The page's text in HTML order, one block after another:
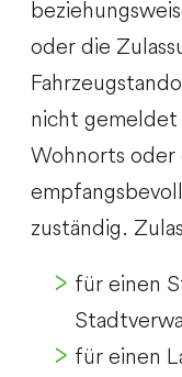
oder die
nicht gemeldet
Wohnorts
zuständig.
für einen
für einen